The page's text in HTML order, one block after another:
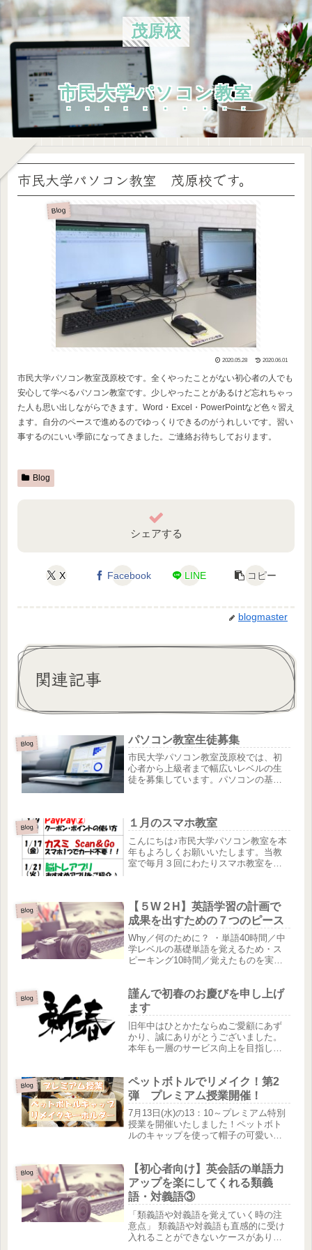
茂原校
市民大学パソコン教室
市民大学パソコン教室 茂原校です。
Blog
2020.05.28 2020.06.01
市民大学パソコン教室茂原校です。全くやったことがない初心者の人でも
安心して学べるパソコン教室です。少しやったことがあるけど忘れちゃっ
た人も思い出しながらできます。Word・Excel・PowerPointなど色々習え
ます。自分のペースで進めるのでゆっくりできるのがうれしいです。習い
事するのにいい季節になってきました。ご連絡お待ちしております。
Blog
シェアする
X Facebook LINE コピー
blogmaster
関連記事
Blog パソコン教室生徒募集
市民大学パソコン教室茂原校では、初
心者から上級者まで幅広いレベルの生
徒を募集しています。パソコンの基本
す。講師は、パソコンのスペシャ...
Blog １月のスマホ教室
こんにちは♪市民大学パソコン教室を本
年もよろしくお願いいたします。当教
室で毎月３回にわたりスマホ教室を行
Blog
【５W２H】英語学習の計画で
成果を出すための７つのピース
Why／何のために？ ・単語40時間／中
学レベルの基礎単語を覚えるため・ス
ピーキング10時間／覚えたものを実際
間／発音矯正をしてリスニング力を高
める英語学習の計画におけ...
Blog
謹んで初春のお慶びを申し上げ
ます
旧年中はひとかたならぬご愛顧にあず
かり、誠にありがとうございました。
本年も一層のサービス向上を目指し、
支援のほどお願い申し上げます。なお
新年は１月９日より通常営業に戻りま
す...
Blog
ペットボトルでリメイク！第2
弾 プレミアム授業開催！
7月13日(水)の13：10～プレミアム特別
授業を開催いたしました！ペットボト
ルのキャップを使って帽子の可愛いキ
出来上がりました！！グルーガンを使
って帽子に飾りをつけてい...
Blog
【初心者向け】英会話の単語力
アップを楽にしてくれる類義
語・対義語③
「類義語や対義語を覚えていく時の注
意点」 類義語や対義語も直感的に受け
入れることができないケースがありま